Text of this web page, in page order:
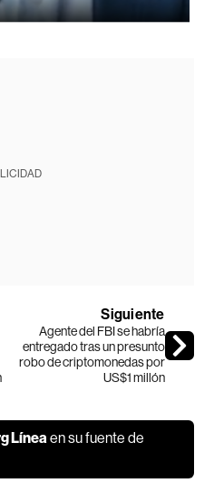
Siguiente
Agente del FBI se habría
entregado tras un presunto
robo de criptomonedas por
US$1 millón
Línea en su fuente de